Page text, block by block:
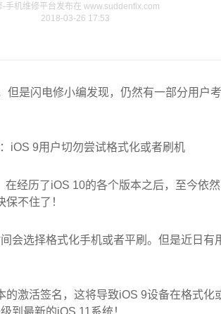
-手机维修平台发布在 www.suddenfix.com
2018-03-26 17:53
但是闪电修小编发现，仍然有一部分用户
经历了iOS 10的各个版本之后，至今依
不住了！
会选择格式化手机或者平刷。但是近日有
激活签名，这将导致iOS 9设备在格式化
到最新的iOS 11系统！